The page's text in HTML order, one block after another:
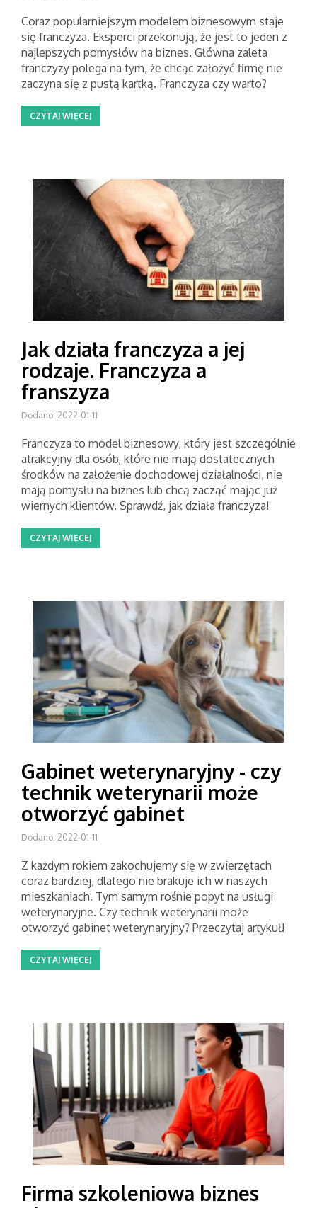
Coraz popularniejszym modelem biznesowym staje
się franczyza. Eksperci przekonują, że jest to jeden z
najlepszych pomysłów na biznes. Główna zaleta
franczyzy polega na tym, że chcąc założyć firmę nie
zaczyna się z pustą kartką. Franczyza czy warto?
CZYTAJ WIĘCEJ
Jak działa franczyza a jej
rodzaje. Franczyza a
franszyza
Dodano: 2022-01-11
Franczyza to model biznesowy, który jest szczególnie
atrakcyjny dla osób, które nie mają dostatecznych
środków na założenie dochodowej działalności, nie
mają pomysłu na biznes lub chcą zacząć mając już
wiernych klientów. Sprawdź, jak działa franczyza!
CZYTAJ WIĘCEJ
Gabinet weterynaryjny - czy
technik weterynarii może
otworzyć gabinet
Dodano: 2022-01-11
Z każdym rokiem zakochujemy się w zwierzętach
coraz bardziej, dlatego nie brakuje ich w naszych
mieszkaniach. Tym samym rośnie popyt na usługi
weterynaryjne. Czy technik weterynarii może
otworzyć gabinet weterynaryjny? Przeczytaj artykuł!
CZYTAJ WIĘCEJ
Firma szkoleniowa biznes